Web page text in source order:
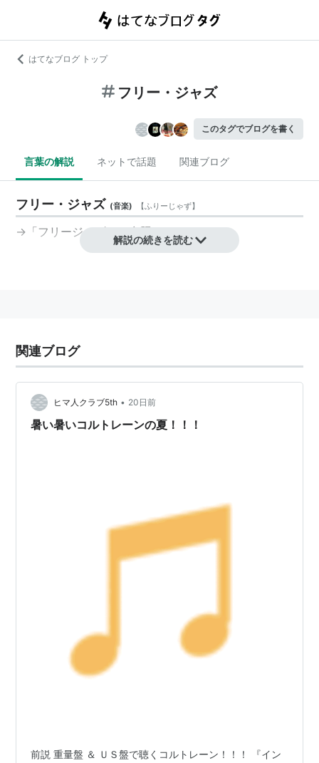
はてなブログ トップ
フリー・ジャズ
このタグでブログを書く
言葉の解説 ネットで話題 関連ブログ
フリー・ジャズ (音楽) 【ふりーじゃず】
→「フリージャズ」を参照のこと。
解説の続きを読む
関連ブログ
ヒマ人クラブ5th • 20日前
暑い暑いコルトレーンの夏！！！
前説 重量盤 ＆ ＵＳ盤で聴くコルトレーン！！！ 『イン